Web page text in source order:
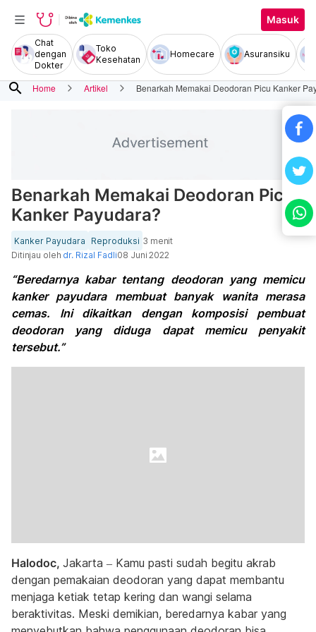
Masuk
Chat
dengan
Dokter
Toko
Kesehatan
Homecare Asuransiku
search Home Artikel Benarkah Memakai Deodoran Picu Kanker
Benarkah Memakai Deodoran Picu
Kanker Payudara?
Kanker Payudara Reproduksi 3 menit
Ditinjau oleh dr. Rizal Fadli08 Juni 2022
“Beredarnya kabar tentang deodoran yang memicu
kanker payudara membuat banyak wanita merasa
cemas. Ini dikaitkan dengan komposisi pembuat
deodoran yang diduga dapat memicu penyakit
tersebut.”
Halodoc, Jakarta – Kamu pasti sudah begitu akrab
dengan pemakaian deodoran yang dapat membantu
menjaga ketiak tetap kering dan wangi selama
beraktivitas. Meski demikian, beredarnya kabar yang